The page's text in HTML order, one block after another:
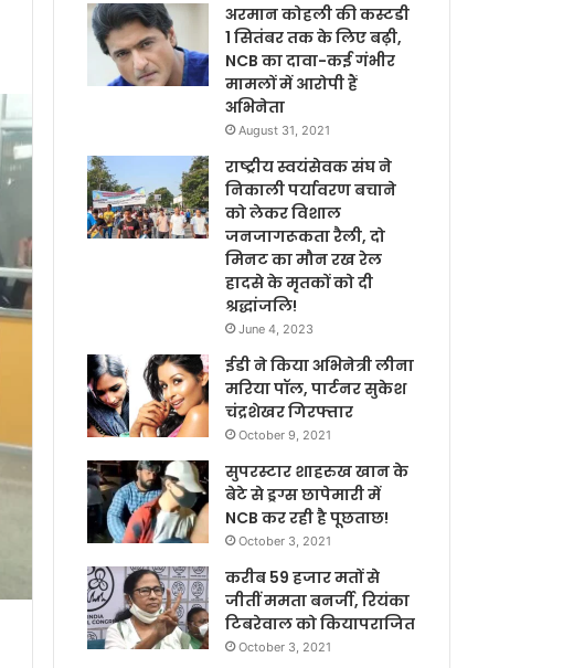
अरमान कोहली की कस्टडी
1 सितंबर तक के लिए बढ़ी,
NCB का दावा-कई गंभीर
मामलों में आरोपी हैं
अभिनेता
August 31, 2021
राष्ट्रीय स्वयंसेवक संघ ने
निकाली पर्यावरण बचाने
को लेकर विशाल
जनजागरूकता रैली, दो
मिनट का मौन रख रेल
हादसे के मृतकों को दी
श्रद्धांजलि!
June 4, 2023
ईडी ने किया अभिनेत्री लीना
मरिया पॉल, पार्टनर सुकेश
चंद्रशेखर गिरफ्तार
October 9, 2021
सुपरस्टार शाहरुख खान के
बेटे से ड्रग्स छापेमारी में
NCB कर रही है पूछताछ!
October 3, 2021
करीब 59 हजार मतों से
जीतीं ममता बनर्जी, रियंका
टिबरेवाल को कियापराजित
October 3, 2021